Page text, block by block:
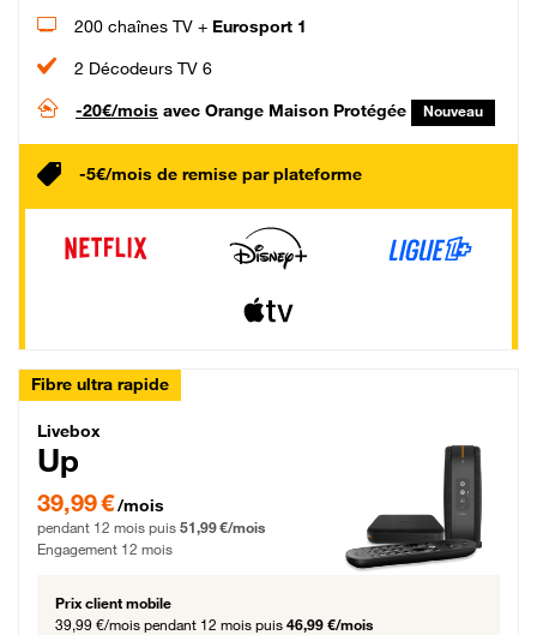
200 chaînes TV + Eurosport 1
2 Décodeurs TV 6
-20€/mois avec Orange Maison Protégée Nouveau
-5€/mois de remise par plateforme
Fibre ultra rapide
Livebox Up Fibre
Livebox
Up
39,99 € par mois pendant 12 mois puis 51,99 € par mois, Engagement 12 mois
39,99 €/mois
pendant 12 mois puis 51,99 €/mois
Engagement 12 mois
Prix client mobile
39,99 €/mois pendant 12 mois puis 46,99 €/mois